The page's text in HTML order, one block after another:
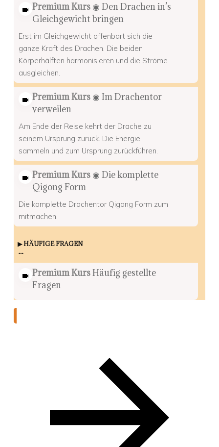
Premium Kurs ◉ Den Drachen in’s
Gleichgewicht bringen
Erst im Gleichgewicht offenbart sich die
ganze Kraft des Drachen. Die beiden
Körperhälften harmonisieren und die Ströme
ausgleichen.
Premium Kurs ◉ Im Drachentor
verweilen
Am Ende der Reise kehrt der Drache zu
seinem Ursprung zurück. Die Energie
sammeln und zum Ursprung zurückführen.
Premium Kurs ◉ Die komplette
Qigong Form
Die komplette Drachentor Qigong Form zum
mitmachen.
▶︎ HÄUFIGE FRAGEN
Premium KursHäufig gestellte
Fragen